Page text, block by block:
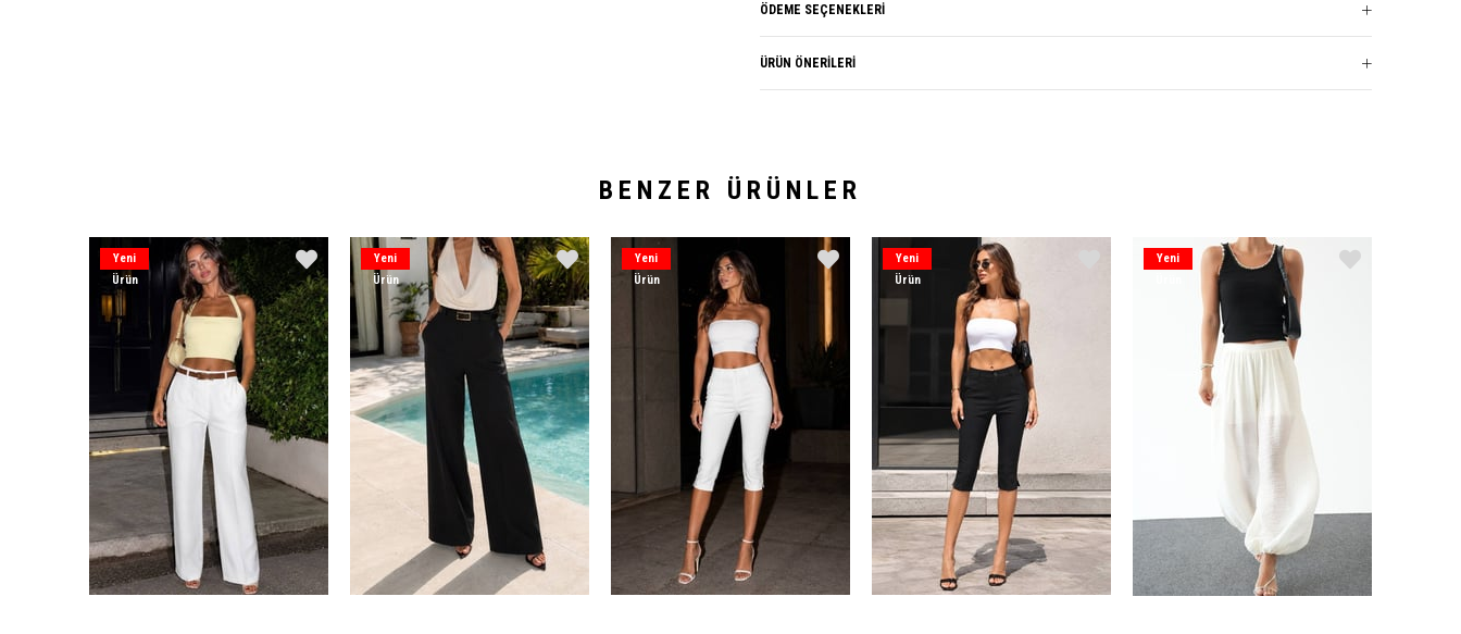
ÖDEME SEÇENEKLERI
ÜRÜN ÖNERILERI
BENZER ÜRÜNLER
Yeni
Ürün
Yeni
Ürün
Yeni
Ürün
Yeni
Ürün
Yeni